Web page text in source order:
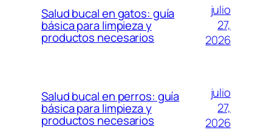
Salud bucal en gatos: guía
básica para limpieza y
productos necesarios
julio
27,
2026
Salud bucal en perros: guía
básica para limpieza y
productos necesarios
julio
27,
2026